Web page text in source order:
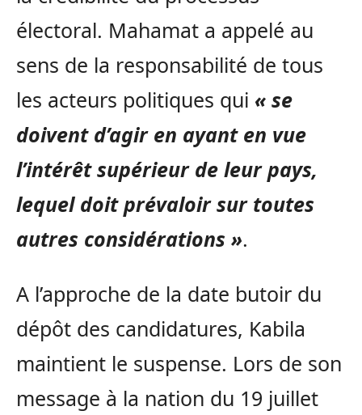
électoral. Mahamat a appelé au
sens de la responsabilité de tous
les acteurs politiques qui « se
doivent d’agir en ayant en vue
l’intérêt supérieur de leur pays,
lequel doit prévaloir sur toutes
autres considérations ».
A l’approche de la date butoir du
dépôt des candidatures, Kabila
maintient le suspense. Lors de son
message à la nation du 19 juillet